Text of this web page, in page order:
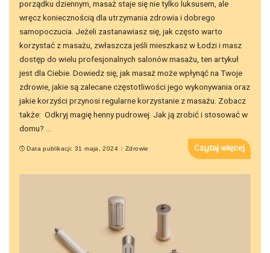
porządku dziennym, masaż staje się nie tylko luksusem, ale
wręcz koniecznością dla utrzymania zdrowia i dobrego
samopoczucia. Jeżeli zastanawiasz się, jak często warto
korzystać z masażu, zwłaszcza jeśli mieszkasz w Łodzi i masz
dostęp do wielu profesjonalnych salonów masażu, ten artykuł
jest dla Ciebie. Dowiedz się, jak masaż może wpłynąć na Twoje
zdrowie, jakie są zalecane częstotliwości jego wykonywania oraz
jakie korzyści przynosi regularne korzystanie z masażu. Zobacz
także: Odkryj magię henny pudrowej. Jak ją zrobić i stosować w
domu?
Data publikacji: 31 maja, 2024 Zdrowie Czytaj więcej